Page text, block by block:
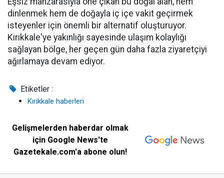
dinlenmek hem de doğayla iç içe vakit geçirmek
isteyenler için önemli bir alternatif oluşturuyor.
Kırıkkale'ye yakınlığı sayesinde ulaşım kolaylığı
sağlayan bölge, her geçen gün daha fazla ziyaretçiyi
ağırlamaya devam ediyor.
Etiketler :
Kırıkkale haberleri
Gelişmelerden haberdar olmak
için Google News'te
Gazetekale.com'a abone olun!